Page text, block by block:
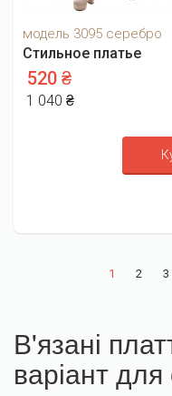
модель 3095 серебро
Стильное платье
520 ₴
1 040 ₴
1 2 3
В'язані
варіант